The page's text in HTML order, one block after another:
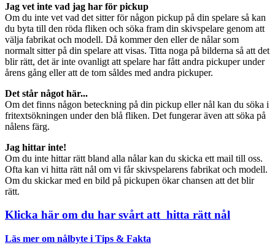
Jag vet inte vad jag har för pickup
Om du inte vet vad det sitter för någon pickup på din spelare så kan
du byta till den röda fliken och söka fram din skivspelare genom att
välja fabrikat och modell. Då kommer den eller de nålar som
normalt sitter på din spelare att visas. Titta noga på bilderna så att det
blir rätt, det är inte ovanligt att spelare har fått andra pickuper under
årens gång eller att de tom såldes med andra pickuper.
Det står något här...
Om det finns någon beteckning på din pickup eller nål kan du söka i
fritextsökningen under den blå fliken. Det fungerar även att söka på
nålens färg.
Jag hittar inte!
Om du inte hittar rätt bland alla nålar kan du skicka ett mail till oss.
Ofta kan vi hitta rätt nål om vi får skivspelarens fabrikat och modell.
Om du skickar med en bild på pickupen ökar chansen att det blir
rätt.
Klicka här om du har svårt att hitta rätt nål
Läs mer om nålbyte i Tips & Fakta